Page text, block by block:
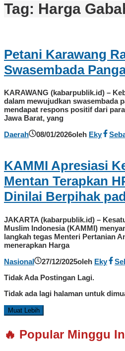
Tag: Harga
Petani Karawang
Swasembada
KARAWANG (kabarpublik.id) –
dalam mewujudkan swasembada
mendapat respons positif dari
Jawa Barat, yang
Daerah
08/01/2026oleh Eky
KAMMI Apresiasi
Mentan Terapkan
Dinilai Berpihak
JAKARTA (kabarpublik.id) –
Muslim Indonesia (KAMMI)
langkah tegas Menteri Pertanian
menerapkan Harga
Nasional
27/12/2025oleh Eky
Tidak Ada Postingan Lagi.
Tidak ada lagi halaman untuk
Muat Lebih
🔥 Popular Minggu